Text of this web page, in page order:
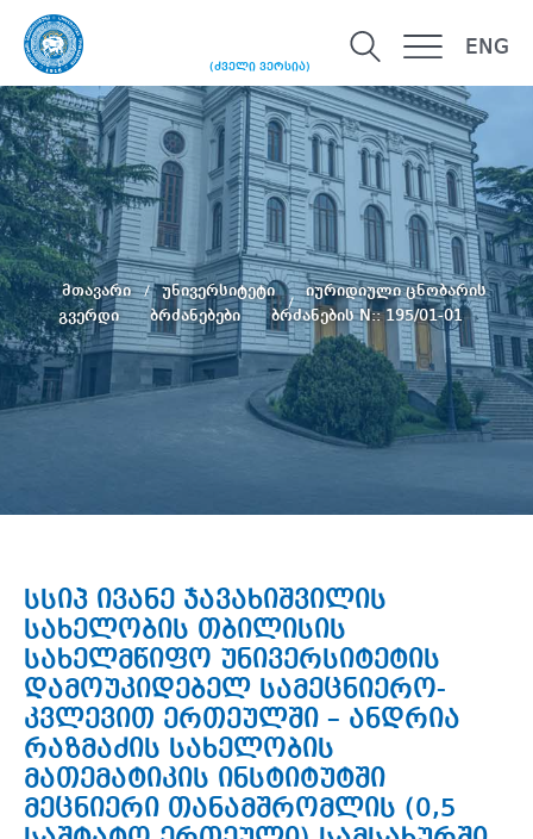
(ძველი ვერსია)
ENG
მთავარი უნივერსიტეტი
იურიდიული ცნობარის
გვერდი
ბრძანებები ბრძანების N:: 195/01-01
სსიპ ივანე ჯავახიშვილის
სახელობის თბილისის
სახელმწიფო უნივერსიტეტის
დამოუკიდებელ სამეცნიერო-
კვლევით ერთეულში – ანდრია
რაზმაძის სახელობის
მათემატიკის ინსტიტუტში
მეცნიერი თანამშრომლის (0,5